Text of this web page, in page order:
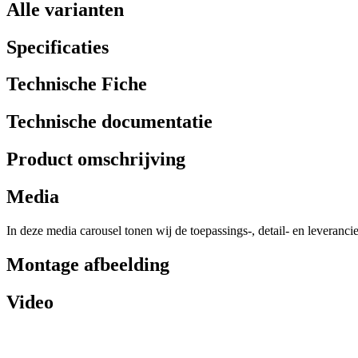
Alle varianten
Specificaties
Technische Fiche
Technische documentatie
Product omschrijving
Media
In deze media carousel tonen wij de toepassings-, detail- en
Montage afbeelding
Video